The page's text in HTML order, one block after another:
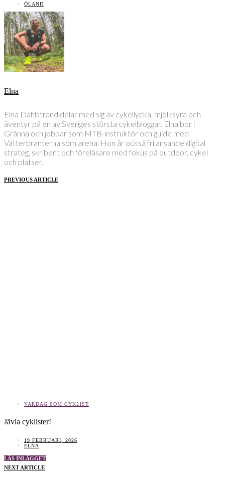
ÖLAND
Elna
Elna Dahlstrand delar med sig av cykellycka, mjölksyra och
äventyr på en av Sveriges största cykelbloggar. Elna bor i
Gränna och jobbar som MTB-instruktör och guide med
Vätterbranterna som arena. Hon är också frilansande digital
strateg, skribent och föreläsare med fokus på outdoor, cykel
och platser.
PREVIOUS ARTICLE
VARDAG SOM CYKLIST
Jävla cyklister!
19 FEBRUARI, 2026
ELNA
LÄS INLÄGGET
NEXT ARTICLE